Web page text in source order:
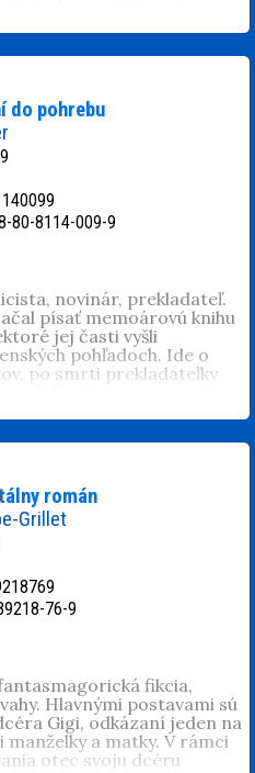
židovstva, vzniku a
do pohrebu
80-8114-009-9
novinár, prekladateľ.
písať memoárovú knihu
jej časti vyšli
pohľadoch. Ide o
po smrti prekladateľky
kultúrneho života
román
Grillet
76-9
fikcia,
Hlavnými postavami sú
Gigi, odkázaní jeden na
a matky. V rámci
otec svoju dcéru